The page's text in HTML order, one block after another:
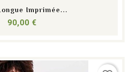
Imprimée...
90,00 €